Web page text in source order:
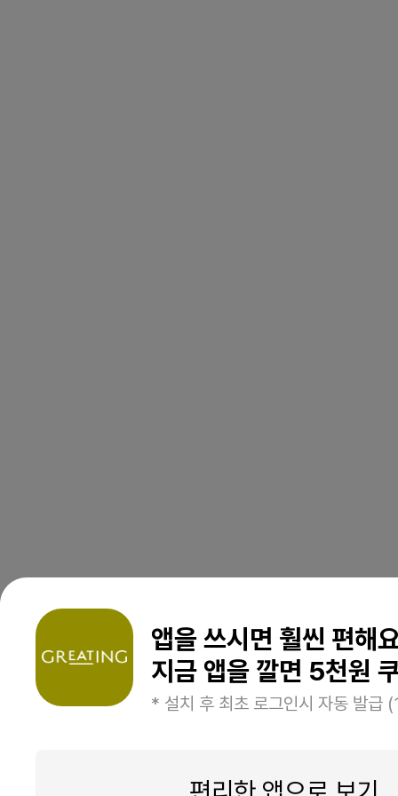
앱을 쓰시면 훨씬 편해
지금 앱을 깔면 5천원
* 설치 후 최초 로그인시 자동 발급